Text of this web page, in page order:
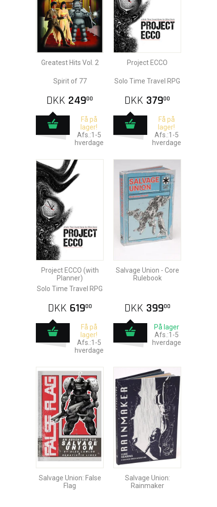
Greatest Hits Vol. 2
Spirit of 77
DKK 24900
Få på
lager!
Afs.:1-5
hverdage
Project ECCO
Solo Time Travel RPG
DKK 37900
Få på
lager!
Afs.:1-5
hverdage
Project ECCO (with
Planner)
Solo Time Travel RPG
DKK 61900
Få på
lager!
Afs.:1-5
hverdage
Salvage Union - Core
Rulebook
DKK 39900
På lager
Afs.:1-5
hverdage
Salvage Union: False
Flag
Salvage Union:
Rainmaker